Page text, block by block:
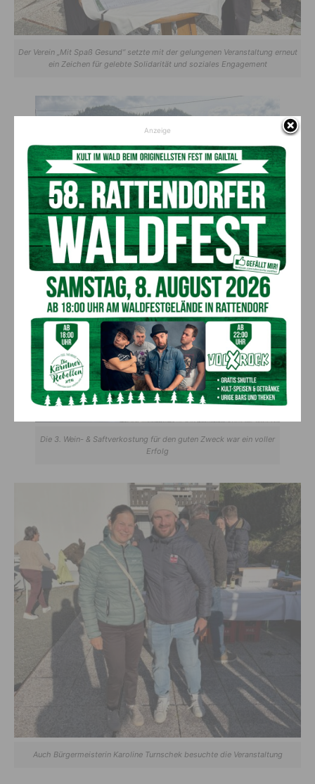
Der Verein „Mit Spaß Gesund“ setzte mit der gelungenen Veranstaltung erneut
ein Zeichen für gelebte Solidarität und soziales Engagement
Die 3. Wein- & Saftverkostung für den guten Zweck war ein voller
Erfolg
Auch Bürgermeisterin Karoline Turnschek besuchte die Veranstaltung
Anzeige